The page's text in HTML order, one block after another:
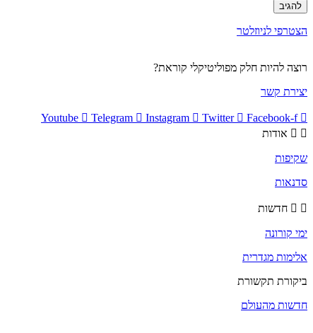
הצטרפי לניוזלטר
רוצה להיות חלק מפוליטיקלי קוראת?
יצירת קשר
Youtube Telegram Instagram Twitter
Facebook-f
אודות
שקיפות
סדנאות
חדשות
ימי קורונה
אלימות מגדרית
ביקורת תקשורת
חדשות מהעולם